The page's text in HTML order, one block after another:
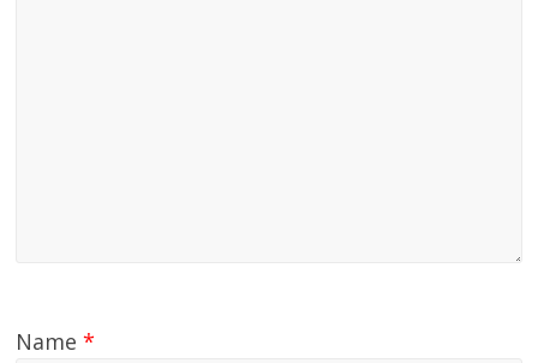
Name*